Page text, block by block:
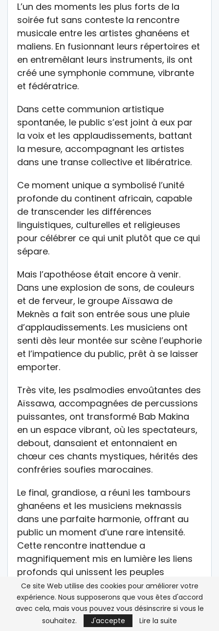
L’un des moments les plus forts de la
soirée fut sans conteste la rencontre
musicale entre les artistes ghanéens et
maliens. En fusionnant leurs répertoires et
en entremêlant leurs instruments, ils ont
créé une symphonie commune, vibrante
et fédératrice.
Dans cette communion artistique
spontanée, le public s’est joint à eux par
la voix et les applaudissements, battant
la mesure, accompagnant les artistes
dans une transe collective et libératrice.
Ce moment unique a symbolisé l’unité
profonde du continent africain, capable
de transcender les différences
linguistiques, culturelles et religieuses
pour célébrer ce qui unit plutôt que ce qui
sépare.
Mais l’apothéose était encore à venir.
Dans une explosion de sons, de couleurs
et de ferveur, le groupe Aïssawa de
Meknès a fait son entrée sous une pluie
d’applaudissements. Les musiciens ont
senti dès leur montée sur scène l’euphorie
et l’impatience du public, prêt à se laisser
emporter.
Très vite, les psalmodies envoûtantes des
Aïssawa, accompagnées de percussions
puissantes, ont transformé Bab Makina
en un espace vibrant, où les spectateurs,
debout, dansaient et entonnaient en
chœur ces chants mystiques, hérités des
confréries soufies marocaines.
Le final, grandiose, a réuni les tambours
ghanéens et les musiciens meknassis
dans une parfaite harmonie, offrant au
public un moment d’une rare intensité.
Cette rencontre inattendue a
magnifiquement mis en lumière les liens
profonds qui unissent les peuples
africains, révélant qu’au-delà de la
diversité des cultures et des traditions,
l’Afrique partage un même cœur battant,
riche, uni et vibrant, où résonnent la
Ce site Web utilise des cookies pour améliorer votre
expérience. Nous supposerons que vous êtes d'accord
avec cela, mais vous pouvez vous désinscrire si vous le
souhaitez.
J'accepte Lire la suite